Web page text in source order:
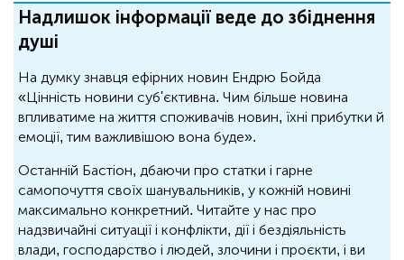
Надлишок інформації веде до збіднення
душі
На думку знавця ефірних новин Ендрю Бойда
«Цінність новини суб'єктивна. Чим більше новина
впливатиме на життя споживачів новин, їхні прибутки й
емоції, тим важливішою вона буде».
Останній Бастіон, дбаючи про статки і гарне
самопочуття своїх шанувальників, у кожній новині
максимально конкретний. Читайте у нас про
надзвичайні ситуації і конфлікти, дії і бездіяльність
влади, господарство і людей, злочини і проєкти, і ви